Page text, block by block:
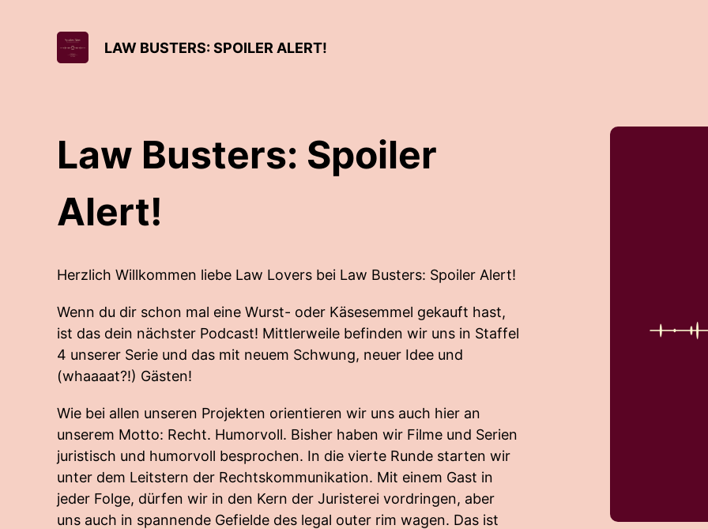
LAW BUSTERS: SPOILER ALERT!
Law Busters: Spoiler
Alert!
Herzlich Willkommen liebe Law Lovers bei Law Busters: Spoiler Alert!
Wenn du dir schon mal eine Wurst- oder Käsesemmel gekauft hast,
ist das dein nächster Podcast! Mittlerweile befinden wir uns in Staffel
4 unserer Serie und das mit neuem Schwung, neuer Idee und
(whaaaat?!) Gästen!
Wie bei allen unseren Projekten orientieren wir uns auch hier an
unserem Motto: Recht. Humorvoll. Bisher haben wir Filme und Serien
juristisch und humorvoll besprochen. In die vierte Runde starten wir
unter dem Leitstern der Rechtskommunikation. Mit einem Gast in
jeder Folge, dürfen wir in den Kern der Juristerei vordringen, aber
uns auch in spannende Gefielde des legal outer rim wagen. Das ist